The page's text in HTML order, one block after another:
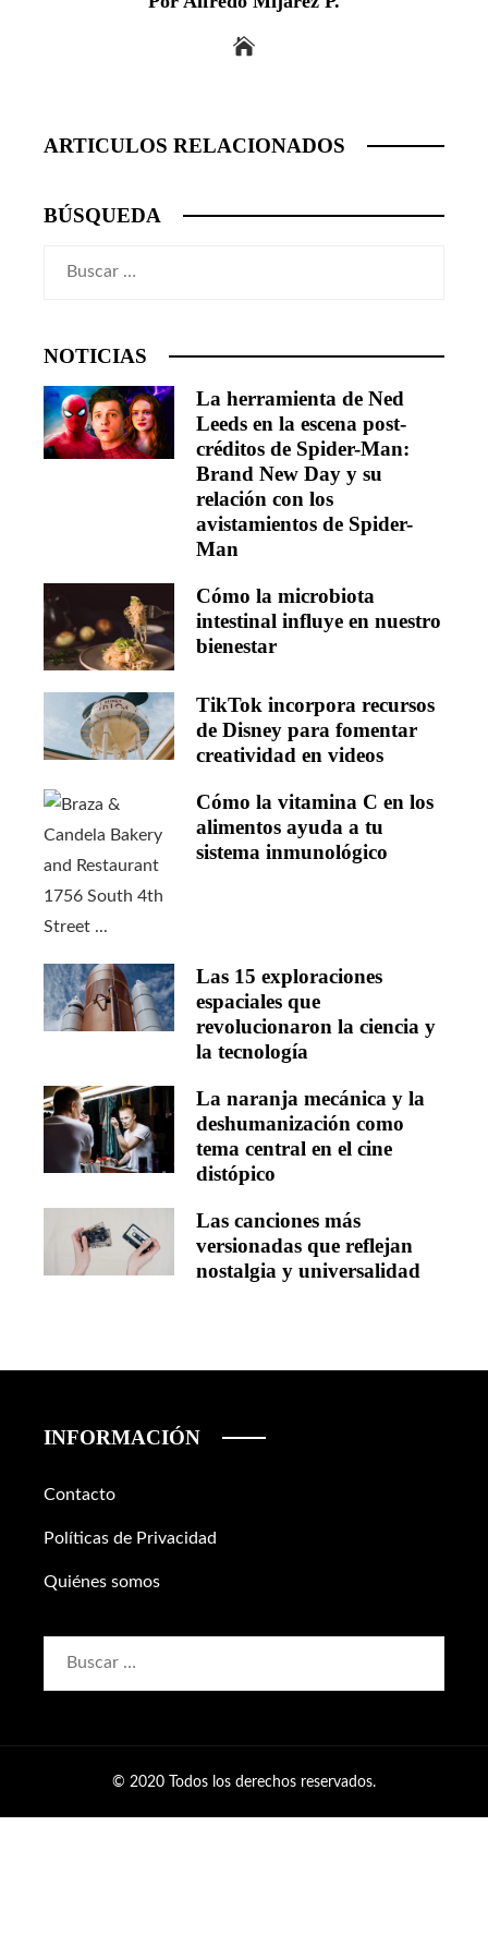
ARTICULOS RELACIONADOS
BÚSQUEDA
NOTICIAS
La herramienta de Ned
Leeds en la escena post-
créditos de Spider-Man:
Brand New Day y su
relación con los
avistamientos de Spider-
Man
Cómo la microbiota
intestinal influye en nuestro
bienestar
TikTok incorpora recursos
de Disney para fomentar
creatividad en videos
Cómo la vitamina C en los
alimentos ayuda a tu
sistema inmunológico
Las 15 exploraciones
espaciales que
revolucionaron la ciencia y
la tecnología
La naranja mecánica y la
deshumanización como
tema central en el cine
distópico
Las canciones más
versionadas que reflejan
nostalgia y universalidad
INFORMACIÓN
Contacto
Políticas de Privacidad
Quiénes somos
© 2020 Todos los derechos reservados.